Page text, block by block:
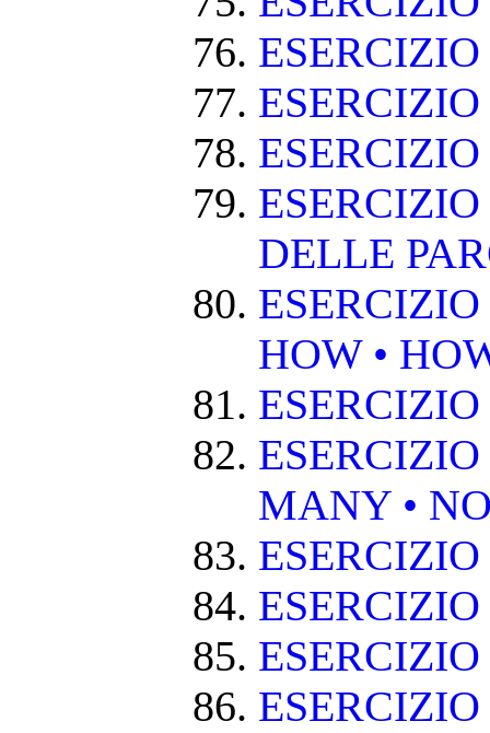
DELLE
HOW •
MANY •